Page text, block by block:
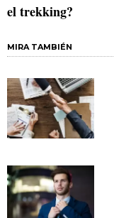
el trekking?
MIRA TAMBIÉN